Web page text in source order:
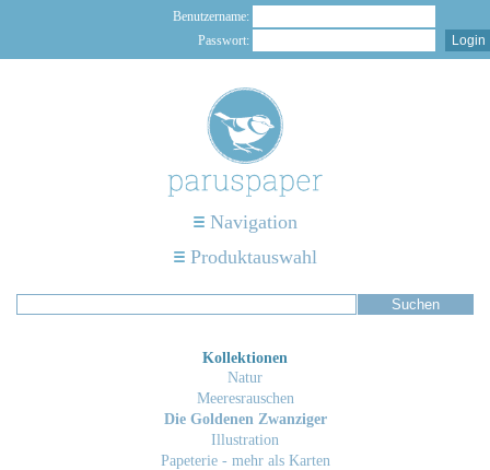
Benutzername:
Passwort:
Navigation
Produktauswahl
Kollektionen
Natur
Meeresrauschen
Die Goldenen Zwanziger
Illustration
Papeterie - mehr als Karten